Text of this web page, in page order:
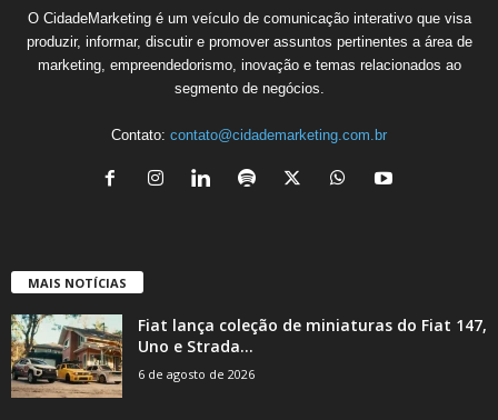
O CidadeMarketing é um veículo de comunicação interativo que visa
produzir, informar, discutir e promover assuntos pertinentes a área de
marketing, empreendedorismo, inovação e temas relacionados ao
segmento de negócios.
Contato: contato@cidademarketing.com.br
MAIS NOTÍCIAS
Fiat lança coleção de miniaturas do Fiat 147,
Uno e Strada...
6 de agosto de 2026